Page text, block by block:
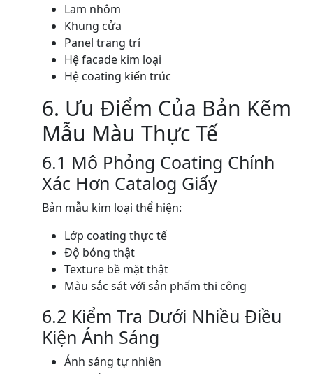
Lam nhôm
Khung cửa
Panel trang trí
Hệ facade kim loại
Hệ coating kiến trúc
6. Ưu Điểm Của Bản Kẽm
Mẫu Màu Thực Tế
6.1 Mô Phỏng Coating Chính
Xác Hơn Catalog Giấy
Bản mẫu kim loại thể hiện:
Lớp coating thực tế
Độ bóng thật
Texture bề mặt thật
Màu sắc sát với sản phẩm thi công
6.2 Kiểm Tra Dưới Nhiều Điều
Kiện Ánh Sáng
Ánh sáng tự nhiên